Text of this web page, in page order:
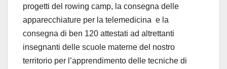
progetti del rowing camp, la consegna delle
apparecchiature per la telemedicina e la
consegna di ben 120 attestati ad altrettanti
insegnanti delle scuole materne del nostro
territorio per l’apprendimento delle tecniche di